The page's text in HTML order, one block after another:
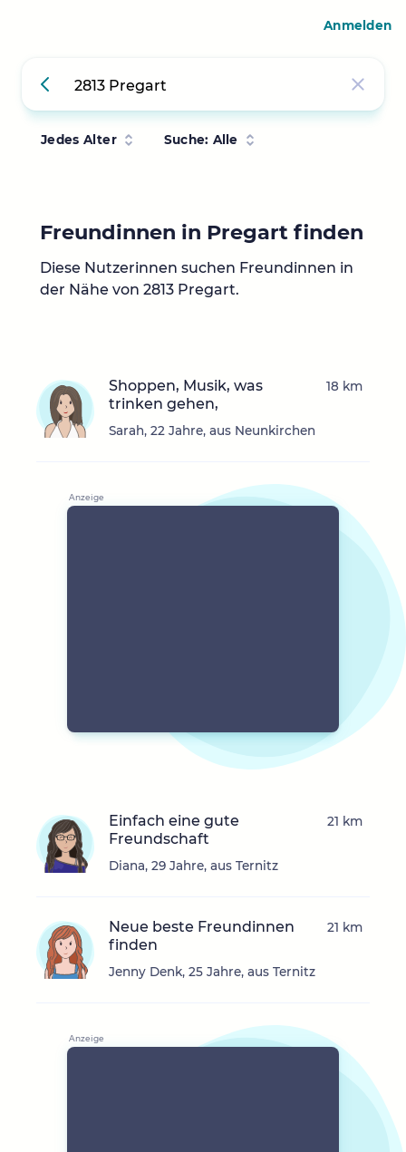
Jedes Alter Suche: Alle
Freundinnen in Pregart finden
Diese Nutzerinnen suchen Freundinnen in
der Nähe von 2813 Pregart.
Shoppen, Musik, was
trinken gehen,
Sarah, 22 Jahre, aus Neunkirchen
18 km
Einfach eine gute
Freundschaft
Diana, 29 Jahre, aus Ternitz
21 km
Neue beste Freundinnen
finden
Jenny Denk, 25 Jahre, aus Ternitz
21 km
Anmelden